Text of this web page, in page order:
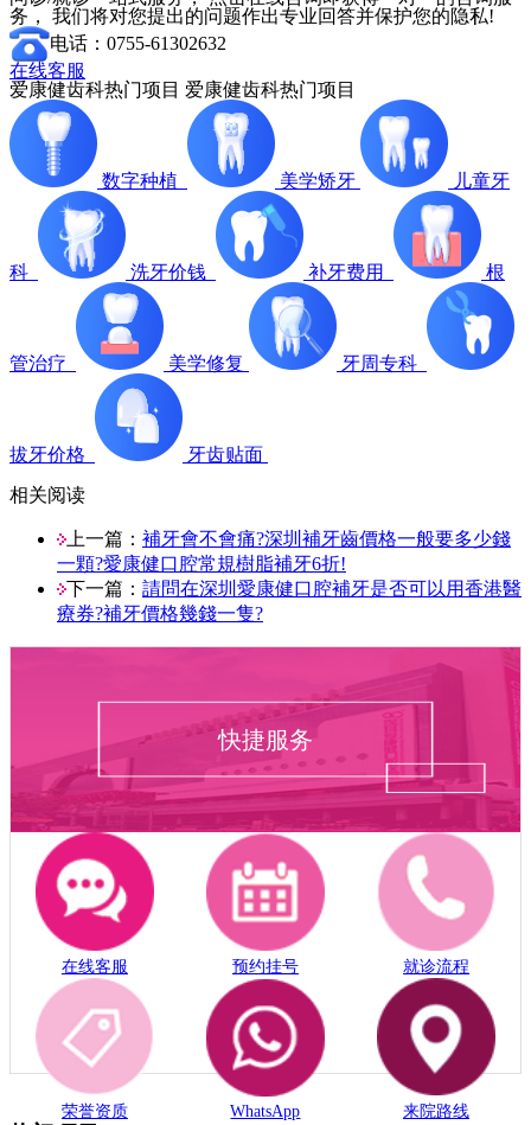
务， 我们将对您提出的问题作出专业回答并保护您的隐私!
电话：0755-61302632
在线客服
爱康健齿科热门项目 爱康健齿科热门项目
数字种植 美学矫牙 儿童牙
科 洗牙价钱 补牙费用 根
管治疗 美学修复 牙周专科
拔牙价格
牙齿贴面
相关阅读
上一篇： 補牙會不會痛?深圳補牙齒價格一般要多少錢
一顆?愛康健口腔常規樹脂補牙6折!
下一篇： 請問在深圳愛康健口腔補牙是否可以用香港醫
療券?補牙價格幾錢一隻?
快捷服务
在线客服 预约挂号 就诊流程
荣誉资质 WhatsApp 来院路线